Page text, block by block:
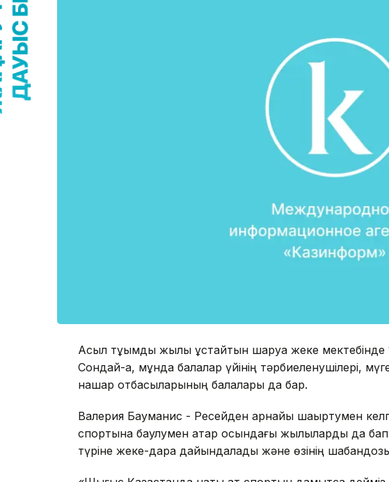
Асыл тұқымды жылқы ұстайтын шаруа жеке мектебінде
Сондай-ақ, мұнда балалар үйінің тәрбиеленушілері,
нашар отбасыларының балалары да бар.
Валерия Бауманис - Ресейден арнайы шақыртумен
спортына баулумен қатар осындағы жылқыларды да
түріне жеке-дара дайындалады және өзінің